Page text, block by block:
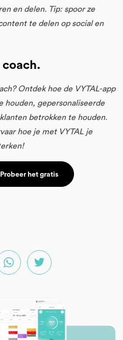
en delen. Tip: spoor ze
te delen op social en
coach.
Ontdek hoe de VYTAL-app
houden, gepersonaliseerde
betrokken te houden.
hoe je met VYTAL je
Probeer het gratis